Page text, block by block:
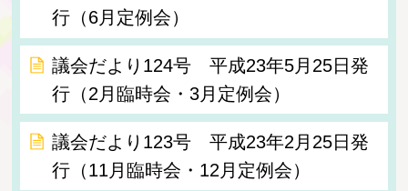
行（6月定例会）
議会だより124号 平成23年5月25日発
行（2月臨時会・3月定例会）
議会だより123号 平成23年2月25日発
行（11月臨時会・12月定例会）